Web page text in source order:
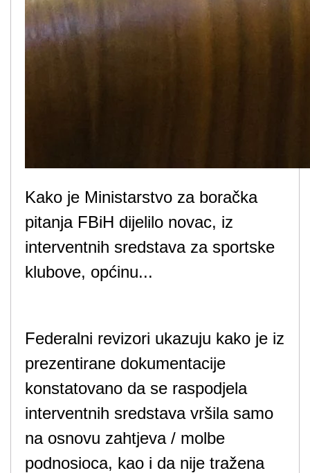
Kako je Ministarstvo za boračka
pitanja FBiH dijelilo novac, iz
interventnih sredstava za sportske
klubove, općinu...
Federalni revizori ukazuju kako je iz
prezentirane dokumentacije
konstatovano da se raspodjela
interventnih sredstava vršila samo
na osnovu zahtjeva / molbe
podnosioca, kao i da nije tražena